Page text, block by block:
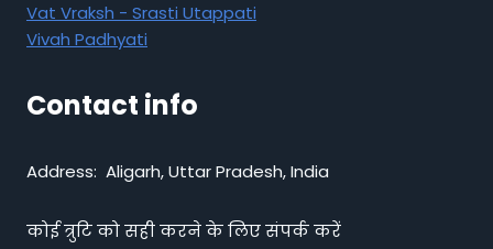
Vat Vraksh - Srasti Utappati
Vivah Padhyati
Contact info
Address: Aligarh, Uttar Pradesh, India
कोई त्रुटि को सही करने के लिए संपर्क करें